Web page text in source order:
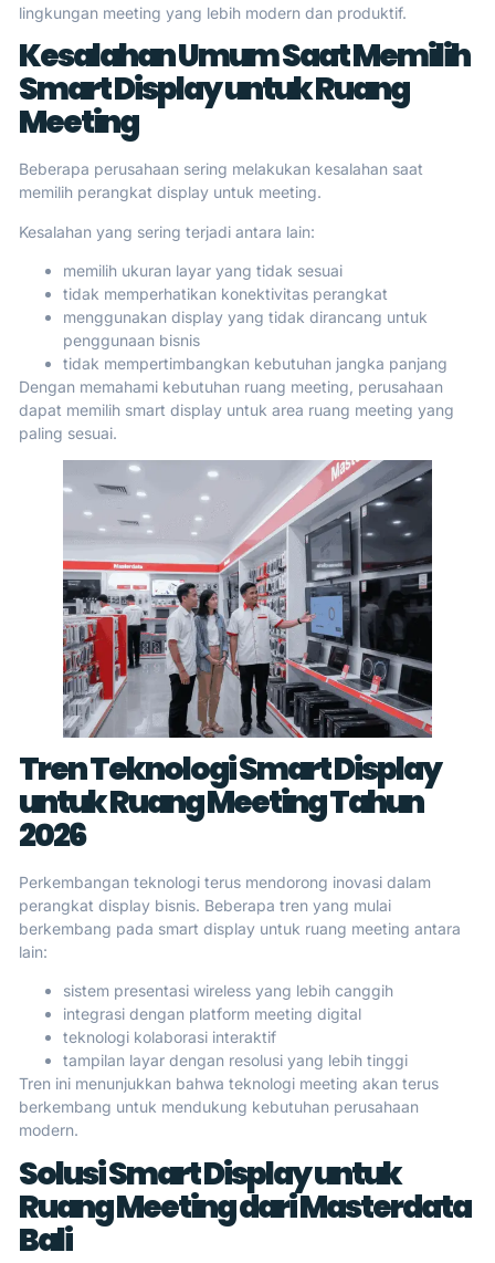
lingkungan meeting yang lebih modern dan produktif.
Kesalahan Umum Saat Memilih
Smart Display untuk Ruang
Meeting
Beberapa perusahaan sering melakukan kesalahan saat
memilih perangkat display untuk meeting.
Kesalahan yang sering terjadi antara lain:
memilih ukuran layar yang tidak sesuai
tidak memperhatikan konektivitas perangkat
menggunakan display yang tidak dirancang untuk
penggunaan bisnis
tidak mempertimbangkan kebutuhan jangka panjang
Dengan memahami kebutuhan ruang meeting, perusahaan
dapat memilih smart display untuk area ruang meeting yang
paling sesuai.
Tren Teknologi Smart Display
untuk Ruang Meeting Tahun
2026
Perkembangan teknologi terus mendorong inovasi dalam
perangkat display bisnis. Beberapa tren yang mulai
berkembang pada smart display untuk ruang meeting antara
lain:
sistem presentasi wireless yang lebih canggih
integrasi dengan platform meeting digital
teknologi kolaborasi interaktif
tampilan layar dengan resolusi yang lebih tinggi
Tren ini menunjukkan bahwa teknologi meeting akan terus
berkembang untuk mendukung kebutuhan perusahaan
modern.
Solusi Smart Display untuk
Ruang Meeting dari Masterdata
Bali